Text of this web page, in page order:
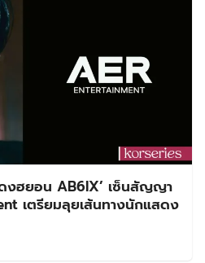
งฮยอน AB6IX’ เซ็นสัญญา
เตรียมลุยเส้นทางนักแสดง